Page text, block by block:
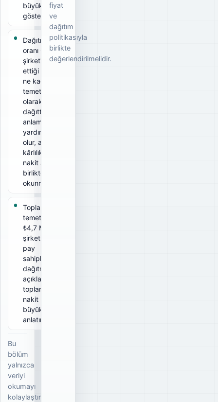
büyüklüğünü
gösterir.
Dağıtım
oranı 64%;
şirketin elde
ettiği kârın
ne kadarını
temettü
olarak
dağıttığını
anlamaya
yardımcı
olur, ancak
kârlılık ve
nakit akışıyla
birlikte
okunmalıdır.
Toplam brüt
temettü
₺4,7 Mr;
şirketin tüm
pay
sahiplerine
dağıtmayı
açıkladığı
toplam brüt
nakit
büyüklüğünü
anlatır.
Bu
bölüm
yalnızca
veriyi
okumayı
kolaylaştırır;
fiyat
ve
dağıtım
politikasıyla
birlikte
değerlendirilmelidir.